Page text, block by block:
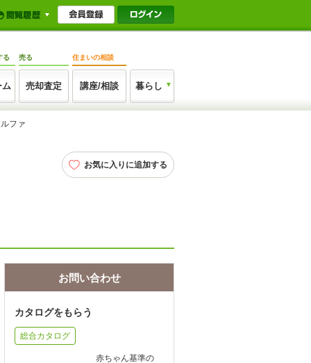
る
ム
売る
売却査定
住まいの相談
講座/相談 暮らし
ファ
お気に入りに追加する
お問い合わせ
カタログをもらう
総合カタログ
赤ちゃん基準の